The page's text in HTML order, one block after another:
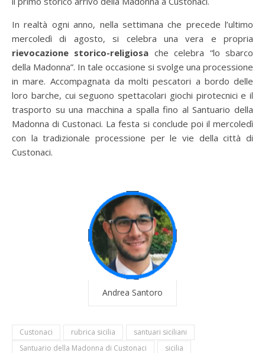
In realtà ogni anno, nella settimana che precede l’ultimo
mercoledì di agosto, si celebra una vera e propria
rievocazione storico-religiosa che celebra “lo sbarco
della Madonna”. In tale occasione si svolge una processione
in mare. Accompagnata da molti pescatori a bordo delle
loro barche, cui seguono spettacolari giochi pirotecnici e il
trasporto su una macchina a spalla fino al Santuario della
Madonna di Custonaci. La festa si conclude poi il mercoledì
con la tradizionale processione per le vie della città di
Custonaci.
Andrea Santoro
Custonaci rubrica sicilia
santuari siciliani
Santuario della Madonna di Custonaci
sicilia